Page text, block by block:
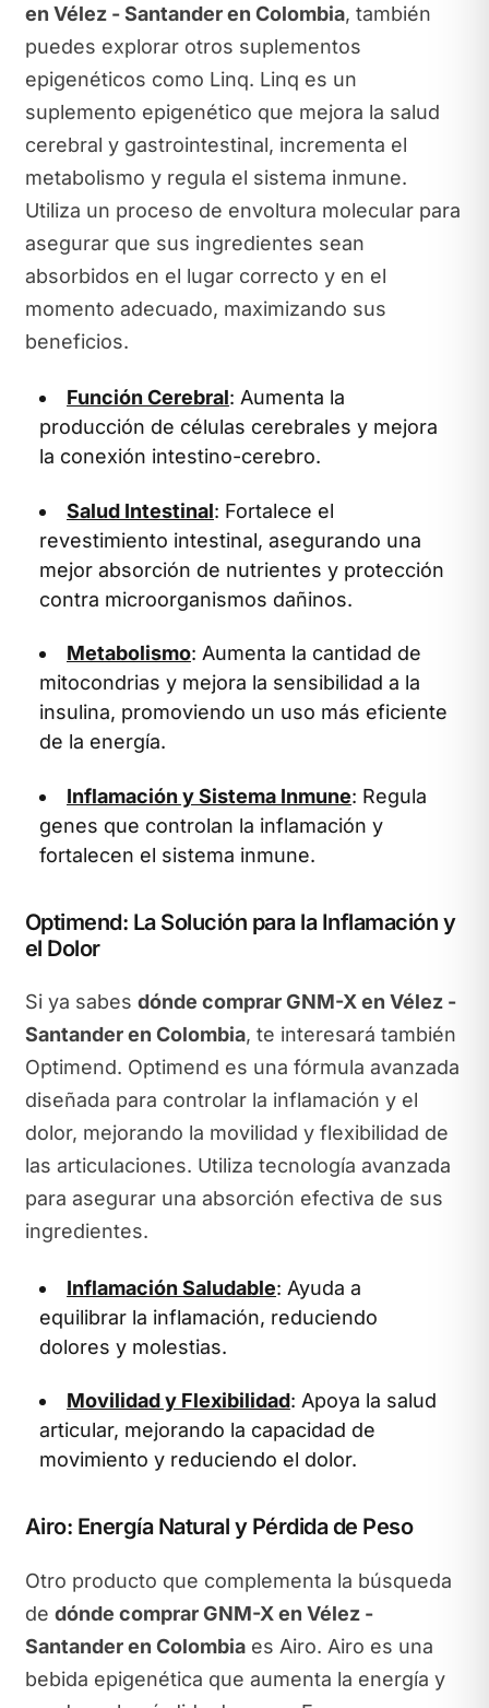
en Vélez - Santander en Colombia, también
puedes explorar otros suplementos
epigenéticos como Linq. Linq es un
suplemento epigenético que mejora la salud
cerebral y gastrointestinal, incrementa el
metabolismo y regula el sistema inmune.
Utiliza un proceso de envoltura molecular para
asegurar que sus ingredientes sean
absorbidos en el lugar correcto y en el
momento adecuado, maximizando sus
beneficios.
Función Cerebral: Aumenta la
producción de células cerebrales y mejora
la conexión intestino-cerebro.
Salud Intestinal: Fortalece el
revestimiento intestinal, asegurando una
mejor absorción de nutrientes y protección
contra microorganismos dañinos.
Metabolismo: Aumenta la cantidad de
mitocondrias y mejora la sensibilidad a la
insulina, promoviendo un uso más eficiente
de la energía.
Inflamación y Sistema Inmune: Regula
genes que controlan la inflamación y
fortalecen el sistema inmune.
Optimend: La Solución para la Inflamación y
el Dolor
Si ya sabes dónde comprar GNM-X en Vélez -
Santander en Colombia, te interesará también
Optimend. Optimend es una fórmula avanzada
diseñada para controlar la inflamación y el
dolor, mejorando la movilidad y flexibilidad de
las articulaciones. Utiliza tecnología avanzada
para asegurar una absorción efectiva de sus
ingredientes.
Inflamación Saludable: Ayuda a
equilibrar la inflamación, reduciendo
dolores y molestias.
Movilidad y Flexibilidad: Apoya la salud
articular, mejorando la capacidad de
movimiento y reduciendo el dolor.
Airo: Energía Natural y Pérdida de Peso
Otro producto que complementa la búsqueda
de dónde comprar GNM-X en Vélez -
Santander en Colombiaes Airo. Airo es una
bebida epigenética que aumenta la energía y